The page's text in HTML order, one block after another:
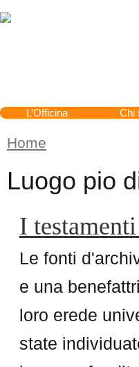
L’Officina Chi
Tu sei qui
Home
Luogo pio
I
Le fonti
e una
loro erede
state